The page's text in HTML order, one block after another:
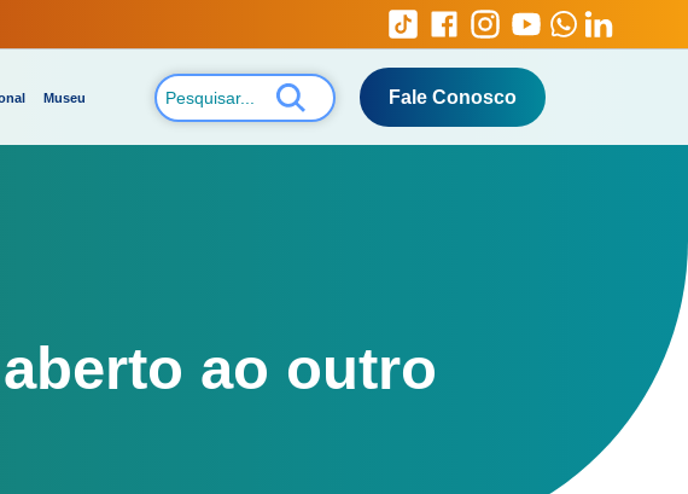
Museu Fale Conosco
ao outro